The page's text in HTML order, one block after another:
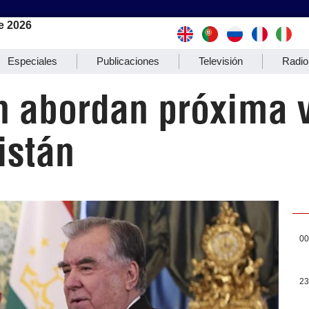
2026
Especiales Publicaciones Televisión Radio
abordan próxima